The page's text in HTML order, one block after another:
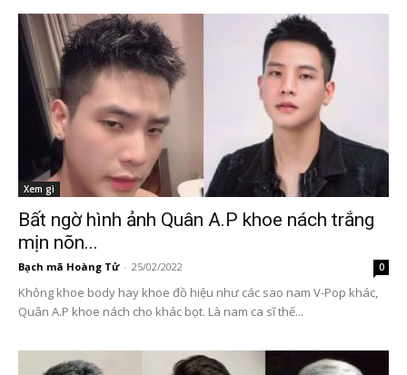
Xem gì
Bất ngờ hình ảnh Quân A.P khoe nách trắng
mịn nõn...
Bạch mã Hoàng Tử - 25/02/2022 0
Không khoe body hay khoe đồ hiệu như các sao nam V-Pop khác,
Quân A.P khoe nách cho khác bọt. Là nam ca sĩ thế...